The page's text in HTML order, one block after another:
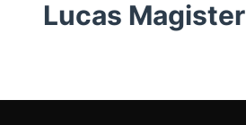
Lucas Magister